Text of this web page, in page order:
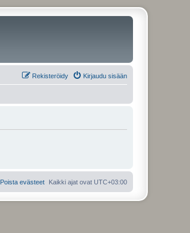
Kirjaudu sisään
Rekisteröidy
Kaikki ajat ovat UTC+03:00
Poista evästeet